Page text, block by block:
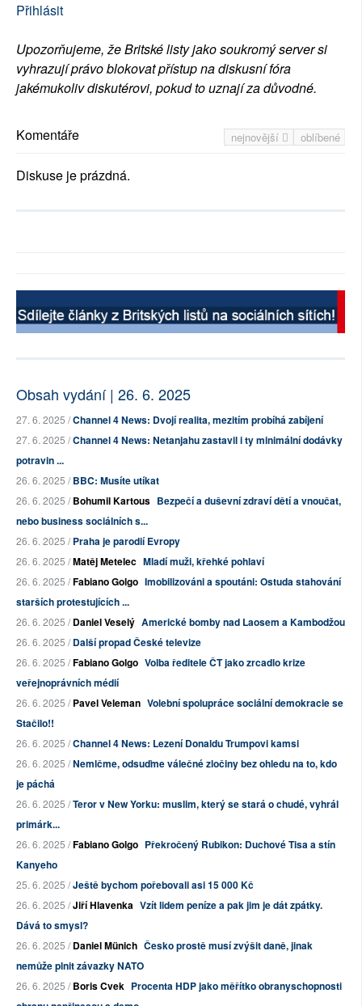
Přihlásit
Upozorňujeme, že Britské listy jako soukromý server si
vyhrazují právo blokovat přístup na diskusní fóra
jakémukoliv diskutérovi, pokud to uznají za důvodné.
nejnovější oblíbené
Komentáře
Diskuse je prázdná.
Obsah vydání | 26. 6. 2025
27. 6. 2025 /Channel 4 News: Dvojí realita, mezitím probíhá zabíjení
27. 6. 2025 /Channel 4 News: Netanjahu zastavil i ty minimální dodávky
potravin ...
26. 6. 2025 /BBC: Musíte utíkat
26. 6. 2025 /Bohumil Kartous Bezpečí a duševní zdraví dětí a vnoučat,
nebo business sociálních s...
26. 6. 2025 /Praha je parodií Evropy
26. 6. 2025 /Matěj Metelec Mladí muži, křehké pohlaví
26. 6. 2025 /Fabiano Golgo Imobilizováni a spoutáni: Ostuda stahování
starších protestujících ...
26. 6. 2025 /Daniel Veselý Americké bomby nad Laosem a Kambodžou
26. 6. 2025 /Další propad České televize
26. 6. 2025 /Fabiano Golgo Volba ředitele ČT jako zrcadlo krize
veřejnoprávních médií
26. 6. 2025 /Pavel Veleman Volební spolupráce sociální demokracie se
Stačilo!!
26. 6. 2025 /Channel 4 News: Lezení Donaldu Trumpovi kamsi
26. 6. 2025 /Nemlčme, odsuďme válečné zločiny bez ohledu na to, kdo
je páchá
26. 6. 2025 /Teror v New Yorku: muslim, který se stará o chudé, vyhrál
primárk...
26. 6. 2025 /Fabiano Golgo Překročený Rubikon: Duchové Tisa a stín
Kanyeho
25. 6. 2025 /Ještě bychom pořebovali asi 15 000 Kč
26. 6. 2025 /Jiří Hlavenka Vzít lidem peníze a pak jim je dát zpátky.
Dává to smysl?
26. 6. 2025 /Daniel Münich Česko prostě musí zvýšit daně, jinak
nemůže plnit závazky NATO
26. 6. 2025 /Boris Cvek Procenta HDP jako měřítko obranyschopnosti